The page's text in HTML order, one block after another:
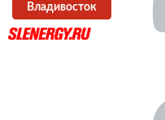
Владивосток